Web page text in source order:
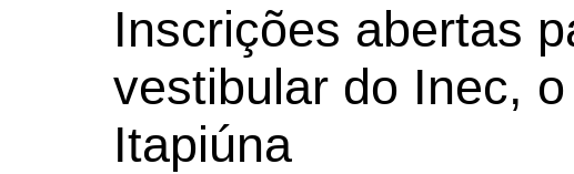
Inscrições abertas
vestibular do Inec,
Itapiúna